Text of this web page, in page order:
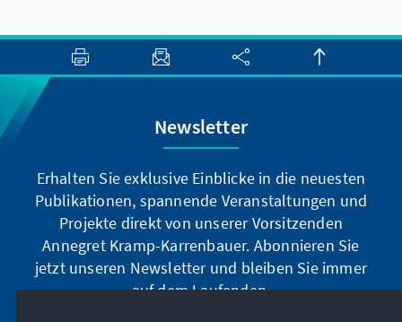
Newsletter
Erhalten Sie exklusive Einblicke in die neuesten
Publikationen, spannende Veranstaltungen und
Projekte direkt von unserer Vorsitzenden
Annegret Kramp-Karrenbauer. Abonnieren Sie
jetzt unseren Newsletter und bleiben Sie immer
auf dem Laufenden.